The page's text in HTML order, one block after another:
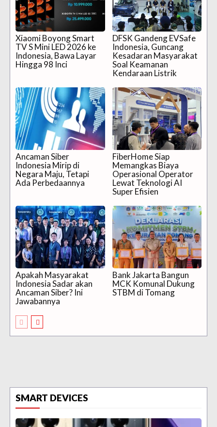
Xiaomi Boyong Smart
TV S Mini LED 2026 ke
Indonesia, Bawa Layar
Hingga 98 Inci
DFSK Gandeng EVSafe
Indonesia, Guncang
Kesadaran Masyarakat
Soal Keamanan
Kendaraan Listrik
Ancaman Siber
Indonesia Mirip di
Negara Maju, Tetapi
Ada Perbedaannya
FiberHome Siap
Memangkas Biaya
Operasional Operator
Lewat Teknologi AI
Super Efisien
Apakah Masyarakat
Indonesia Sadar akan
Ancaman Siber? Ini
Jawabannya
Bank Jakarta Bangun
MCK Komunal Dukung
STBM di Tomang
SMART DEVICES